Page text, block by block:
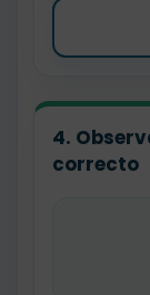
4.
correcto